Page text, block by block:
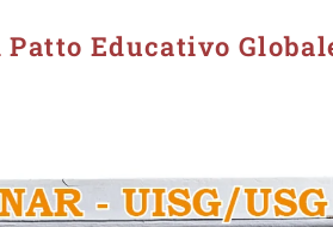
Educativo